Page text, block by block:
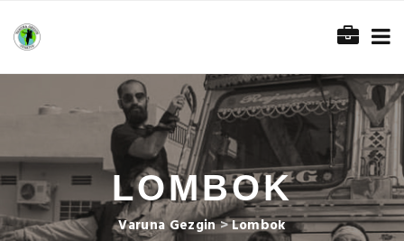
LOMBOK
Varuna Gezgin>Lombok